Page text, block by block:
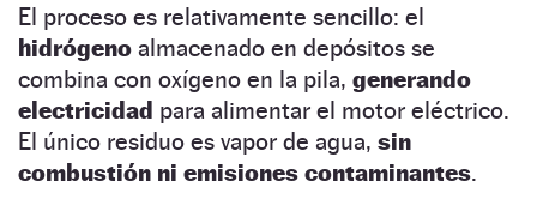
El proceso es relativamente sencillo: el
hidrógeno almacenado en depósitos se
combina con oxígeno en la pila, generando
electricidad para alimentar el motor eléctrico.
El único residuo es vapor de agua, sin
combustión ni emisiones contaminantes.